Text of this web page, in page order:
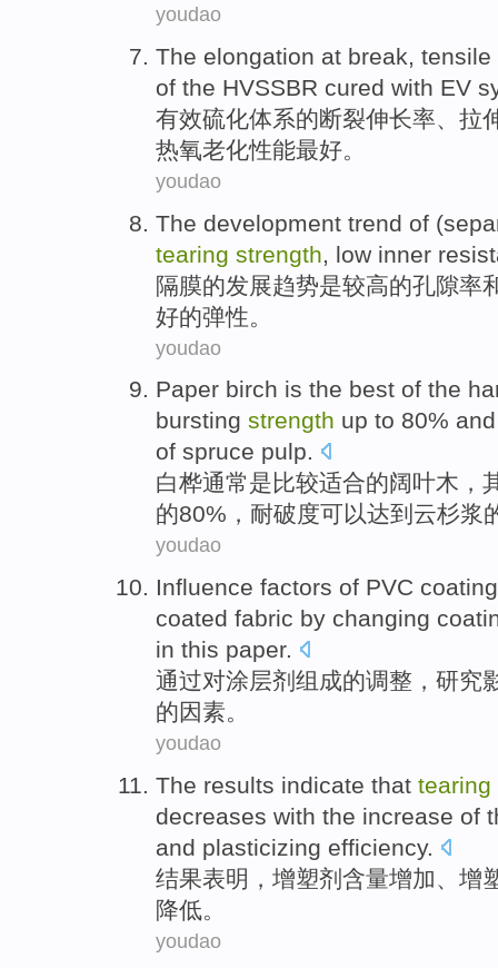
youdao
The elongation at break, tensile
of the HVSSBR cured with EV
有效硫化体系的断裂伸长率、 拉
热氧老化性能最好。
youdao
The development trend of (
tearing strength low inner
隔膜的发展趋势是较高的孔隙率
好的弹性 。
youdao
Paper birch is the best of the
bursting strength up to 80%
of spruce pulp.
白桦通常是比较适合的阔叶木，
的80%，耐破度可以达到云杉浆
youdao
Influence factors of PVC coating
coated fabric by changing
in this paper.
通过对涂层剂 组成的调整 ， 研究
的因素。
youdao
The results indicate that tearing
decreases with the increase of
and plasticizing efficiency.
结果表明 ， 增塑剂 含量增加、 增
降低。
youdao